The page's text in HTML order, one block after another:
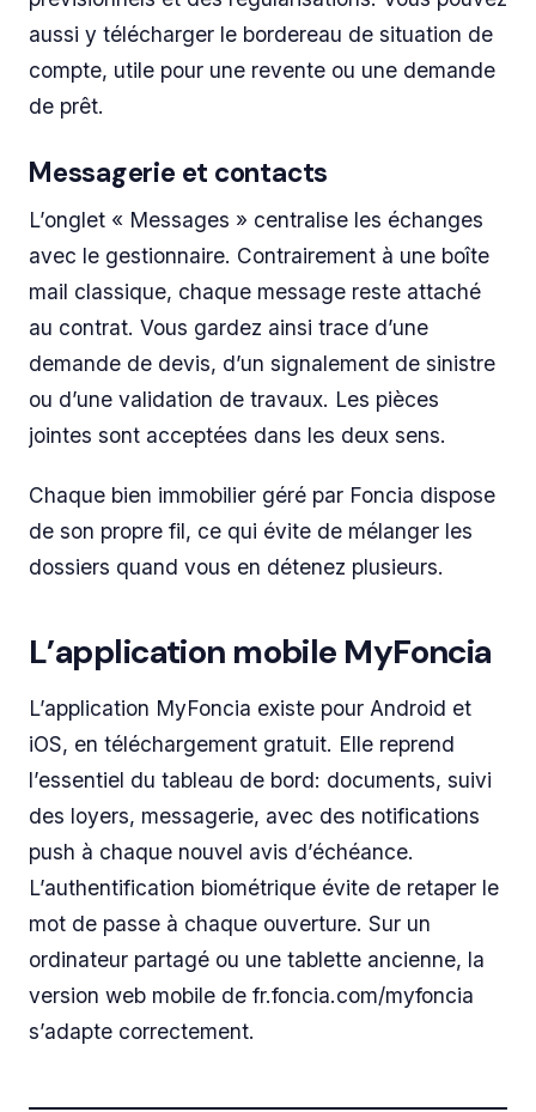
aussi y télécharger le bordereau de situation de
compte, utile pour une revente ou une demande
de prêt.
Messagerie et contacts
L’onglet « Messages » centralise les échanges
avec le gestionnaire. Contrairement à une boîte
mail classique, chaque message reste attaché
au contrat. Vous gardez ainsi trace d’une
demande de devis, d’un signalement de sinistre
ou d’une validation de travaux. Les pièces
jointes sont acceptées dans les deux sens.
Chaque bien immobilier géré par Foncia dispose
de son propre fil, ce qui évite de mélanger les
dossiers quand vous en détenez plusieurs.
L’application mobile MyFoncia
L’application MyFoncia existe pour Android et
iOS, en téléchargement gratuit. Elle reprend
l’essentiel du tableau de bord: documents, suivi
des loyers, messagerie, avec des notifications
push à chaque nouvel avis d’échéance.
L’authentification biométrique évite de retaper le
mot de passe à chaque ouverture. Sur un
ordinateur partagé ou une tablette ancienne, la
version web mobile de fr.foncia.com/myfoncia
s’adapte correctement.